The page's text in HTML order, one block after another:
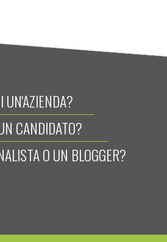
UN'AZIENDA?
CANDIDATO?
O UN BLOGGER?